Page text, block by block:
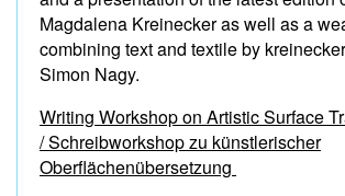
Magdalena Kreinecker as well as a
combining text and textile by
Simon Nagy.
Writing Workshop on Artistic Surface
/ Schreibworkshop zu künstlerischer
Oberflächenübersetzung